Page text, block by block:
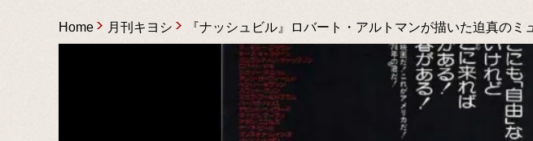
Home 月刊キヨシ 『ナッシュビル』ロバート・アルトマンが描いた迫真の